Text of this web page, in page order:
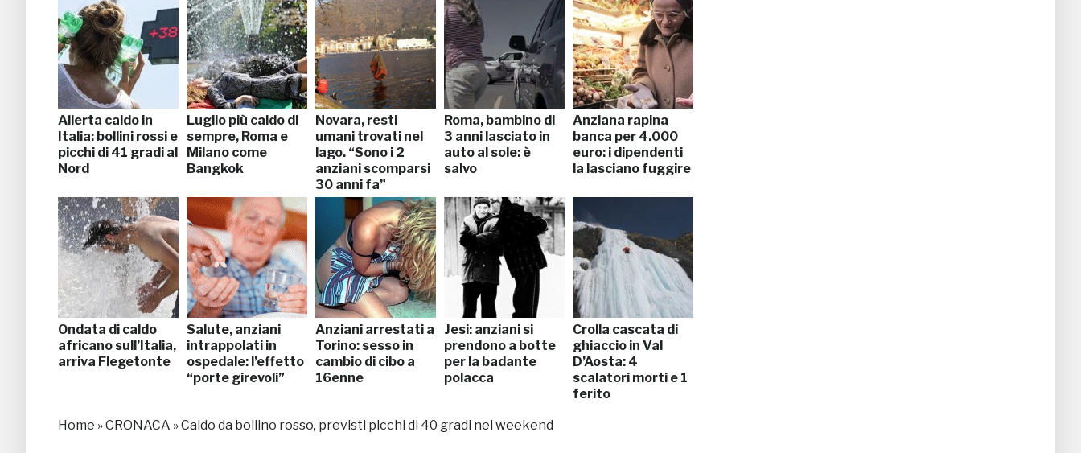
Allerta caldo in
Italia: bollini rossi e
picchi di 41 gradi al
Nord
Luglio più caldo di
sempre, Roma e
Milano come
Bangkok
Novara, resti
umani trovati nel
lago. “Sono i 2
anziani scomparsi
30 anni fa”
Roma, bambino di
3 anni lasciato in
auto al sole: è
salvo
Anziana rapina
banca per 4.000
euro: i dipendenti
la lasciano fuggire
Ondata di caldo
africano sull’Italia,
arriva Flegetonte
Salute, anziani
intrappolati in
ospedale: l’effetto
“porte girevoli”
Anziani arrestati a
Torino: sesso in
cambio di cibo a
16enne
Jesi: anziani si
prendono a botte
per la badante
polacca
Crolla cascata di
ghiaccio in Val
D’Aosta: 4
scalatori morti e 1
ferito
Home »CRONACA »Caldo da bollino rosso, previsti picchi di 40 gradi nel weekend